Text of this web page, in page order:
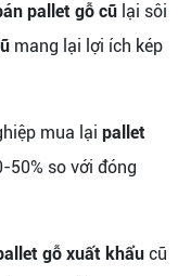
pallet gỗ cũ lại sôi
mang lại lợi ích kép
mua lại pallet
50% so với đóng
gỗ xuất khẩu cũ